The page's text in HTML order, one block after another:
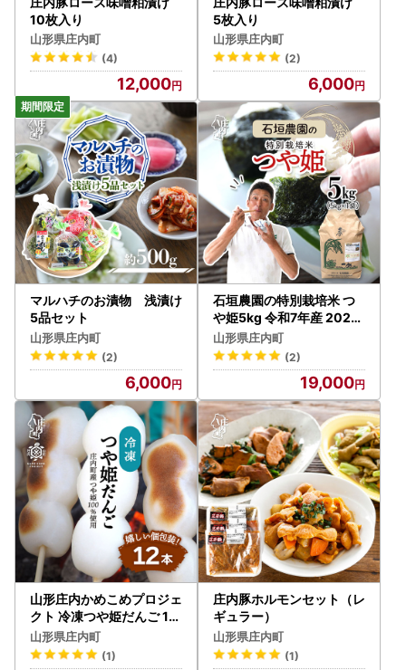
10枚入り
山形県庄内町
(4)
12,000
5枚入り
山形県庄内町
(2)
6,000
マルハチのお漬物 浅漬け
5品セット
山形県庄内町
(2)
6,000
石垣農園の特別栽培米 つ
や姫5kg 令和7年産 2025
年産 ブランド米 山形県 コ
シヒカリの原点、亀の尾発
祥の地 庄内
山形県庄内町
(2)
19,000
山形庄内かめこめプロジェ
クト 冷凍つや姫だんご 12
本（個包装）
山形県庄内町
(1)
庄内豚ホルモンセット（レ
ギュラー）
山形県庄内町
(1)